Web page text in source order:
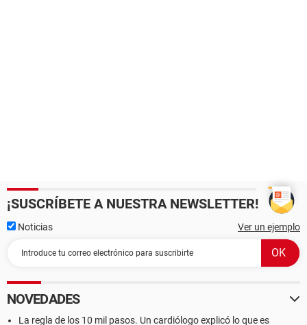
¡SUSCRÍBETE A NUESTRA NEWSLETTER!
Noticias Ver un ejemplo
NOVEDADES
La regla de los 10 mil pasos. Un cardiólogo explicó lo que es